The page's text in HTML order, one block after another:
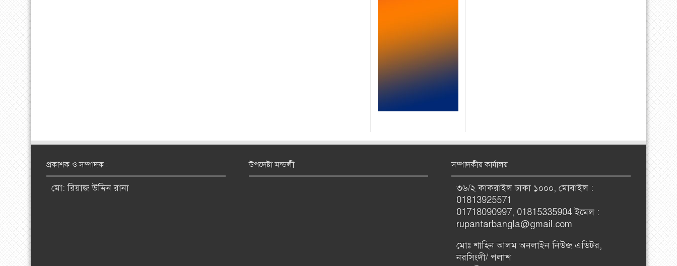
প্রকাশক ও সম্পাদক :
মো: রিয়াজ উদ্দিন রানা
উপদেষ্টা মন্ডলী সম্পাদকীয় কার্যালয়
৩৬/২ কাকরাইল ঢাকা ১০০০, মোবাইল :
01813925571
01718090997, 01815335904 ইমেল :
rupantarbangla@gmail.com
মোঃ শাহিন আলম অনলাইন নিউজ এডিটর,
নরসিংদী/ পলাশ